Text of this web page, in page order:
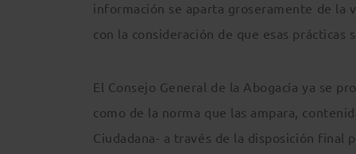
información se aparta groseramente de la
con la consideración de que esas prácticas
El Consejo General de la Abogacía ya se
como de la norma que las ampara,
Ciudadana- a través de la disposición final